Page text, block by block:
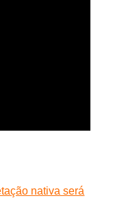
nativa será